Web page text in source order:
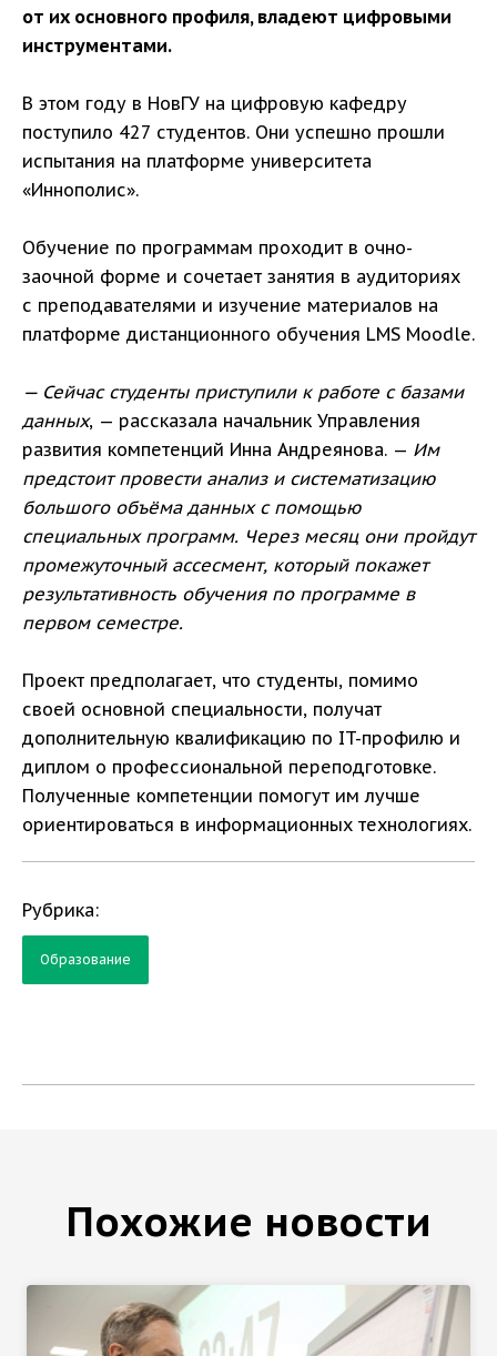
от их основного профиля, владеют цифровыми
инструментами.
В этом году в НовГУ на цифровую кафедру
поступило 427 студентов. Они успешно прошли
испытания на платформе университета
«Иннополис».
Обучение по программам проходит в очно-
заочной форме и сочетает занятия в аудиториях
с преподавателями и изучение материалов на
платформе дистанционного обучения LMS Moodle.
— Сейчас студенты приступили к работе с базами
данных, — рассказала начальник Управления
развития компетенций Инна Андреянова. — Им
предстоит провести анализ и систематизацию
большого объёма данных с помощью
специальных программ. Через месяц они пройдут
промежуточный ассесмент, который покажет
результативность обучения по программе в
первом семестре.
Проект предполагает, что студенты, помимо
своей основной специальности, получат
дополнительную квалификацию по IT-профилю и
диплом о профессиональной переподготовке.
Полученные компетенции помогут им лучше
ориентироваться в информационных технологиях.
Рубрика:
Образование
Похожие новости